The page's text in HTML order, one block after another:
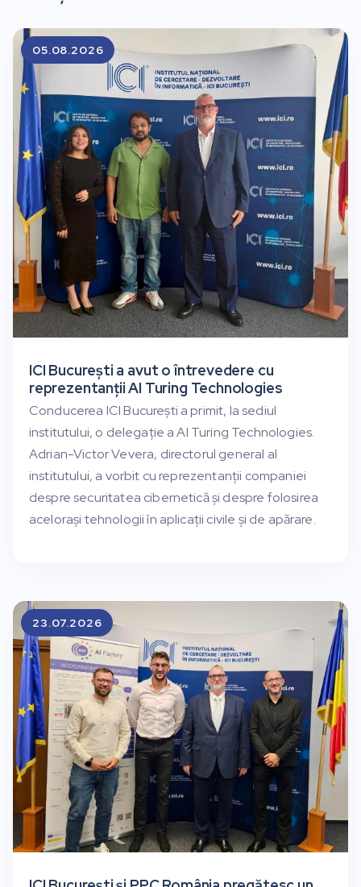
ICI București a avut o întrevedere cu
reprezentanții AI Turing Technologies
Conducerea ICI București a primit, la sediul
institutului, o delegație a AI Turing Technologies.
Adrian-Victor Vevera, directorul general al
institutului, a vorbit cu reprezentanții companiei
despre securitatea cibernetică și despre folosirea
acelorași tehnologii în aplicații civile și de apărare.
05.08.2026
23.07.2026